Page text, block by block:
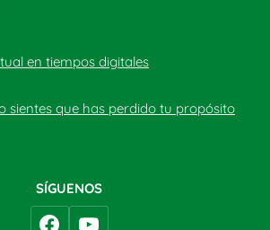
en tiempos digitales
sientes que has perdido tu propósito
SÍGUENOS